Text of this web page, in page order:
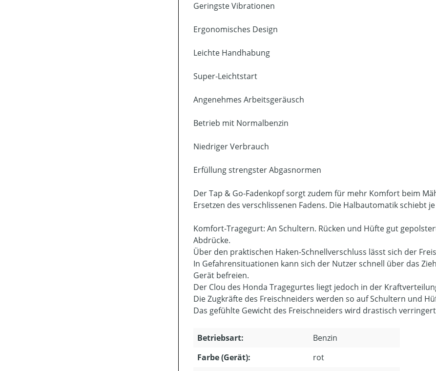
Geringste Vibrationen
Ergonomisches Design
Leichte Handhabung
Super-Leichtstart
Angenehmes Arbeitsgeräusch
Betrieb mit Normalbenzin
Niedriger Verbrauch
Erfüllung strengster Abgasnormen
Der Tap & Go-Fadenkopf sorgt zudem für mehr Komfort beim
Ersetzen des verschlissenen Fadens. Die Halbautomatik schiebt
Komfort-Tragegurt: An Schultern. Rücken und Hüfte gut
Abdrücke.
Über den praktischen Haken-Schnellverschluss lässt sich der
In Gefahrensituationen kann sich der Nutzer schnell über das
Gerät befreien.
Der Clou des Honda Tragegurtes liegt jedoch in der
Die Zugkräfte des Freischneiders werden so auf Schultern und
Das gefühlte Gewicht des Freischneiders wird drastisch
Betriebsart:
Benzin
Farbe (Gerät):
rot